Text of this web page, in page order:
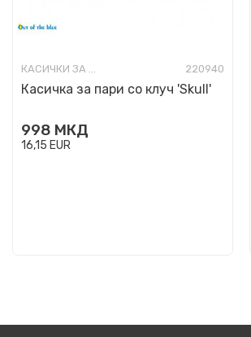
КАСИЧКИ ЗА ПАРИ 220940
Касичка за пари со клуч 'Skull'
998 МКД
16,15 EUR